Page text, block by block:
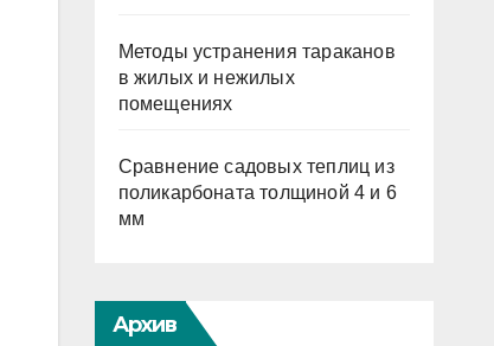
Методы устранения тараканов
в жилых и нежилых
помещениях
Сравнение садовых теплиц из
поликарбоната толщиной 4 и 6
мм
Архив